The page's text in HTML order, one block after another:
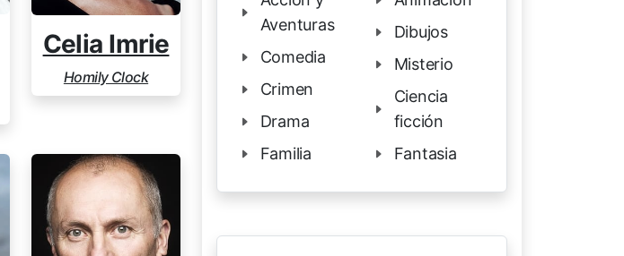
Celia Imrie
Homily Clock
Aventuras
Comedia
Crimen
Drama
Familia
Dibujos
Misterio
Ciencia
ficción
Fantasia